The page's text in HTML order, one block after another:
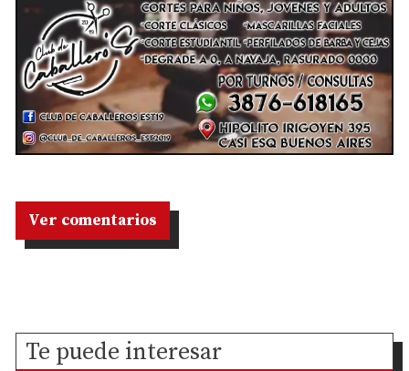
Ver comentarios
Te puede interesar